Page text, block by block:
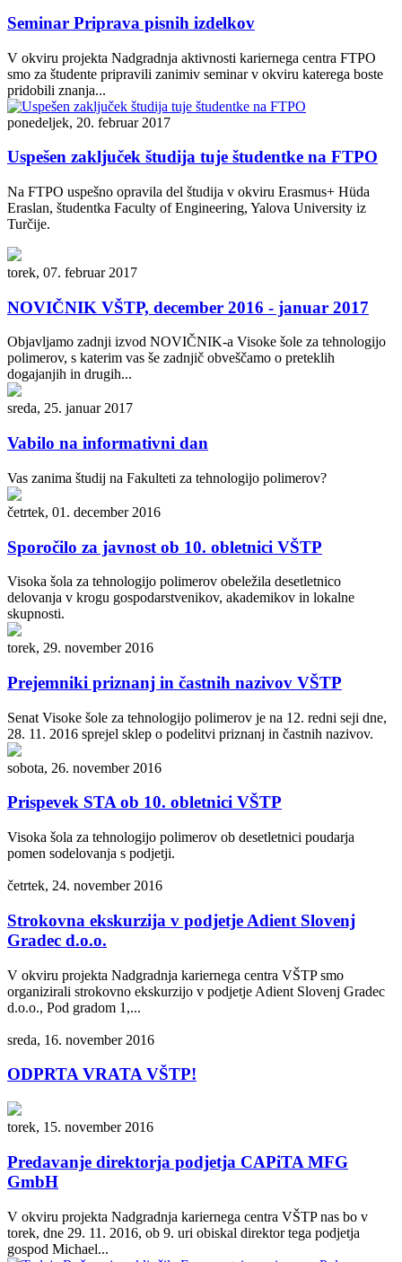
Seminar Priprava pisnih izdelkov
V okviru projekta Nadgradnja aktivnosti kariernega centra FTPO
smo za študente pripravili zanimiv seminar v okviru katerega boste
pridobili znanja...
ponedeljek, 20. februar 2017
Uspešen zaključek študija tuje študentke na FTPO
Na FTPO uspešno opravila del študija v okviru Erasmus+ Hüda
Eraslan, študentka Faculty of Engineering, Yalova University iz
Turčije.
torek, 07. februar 2017
NOVIČNIK VŠTP, december 2016 - januar 2017
Objavljamo zadnji izvod NOVIČNIK-a Visoke šole za tehnologijo
polimerov, s katerim vas še zadnjič obveščamo o preteklih
dogajanjih in drugih...
sreda, 25. januar 2017
Vabilo na informativni dan
Vas zanima študij na Fakulteti za tehnologijo polimerov?
četrtek, 01. december 2016
Sporočilo za javnost ob 10. obletnici VŠTP
Visoka šola za tehnologijo polimerov obeležila desetletnico
delovanja v krogu gospodarstvenikov, akademikov in lokalne
skupnosti.
torek, 29. november 2016
Prejemniki priznanj in častnih nazivov VŠTP
Senat Visoke šole za tehnologijo polimerov je na 12. redni seji dne,
28. 11. 2016 sprejel sklep o podelitvi priznanj in častnih nazivov.
sobota, 26. november 2016
Prispevek STA ob 10. obletnici VŠTP
Visoka šola za tehnologijo polimerov ob desetletnici poudarja
pomen sodelovanja s podjetji.
četrtek, 24. november 2016
Strokovna ekskurzija v podjetje Adient Slovenj
Gradec d.o.o.
V okviru projekta Nadgradnja kariernega centra VŠTP smo
organizirali strokovno ekskurzijo v podjetje Adient Slovenj Gradec
d.o.o., Pod gradom 1,...
sreda, 16. november 2016
ODPRTA VRATA VŠTP!
torek, 15. november 2016
Predavanje direktorja podjetja CAPiTA MFG
GmbH
V okviru projekta Nadgradnja kariernega centra VŠTP nas bo v
torek, dne 29. 11. 2016, ob 9. uri obiskal direktor tega podjetja
gospod Michael...